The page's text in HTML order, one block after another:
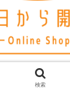
グ 検索